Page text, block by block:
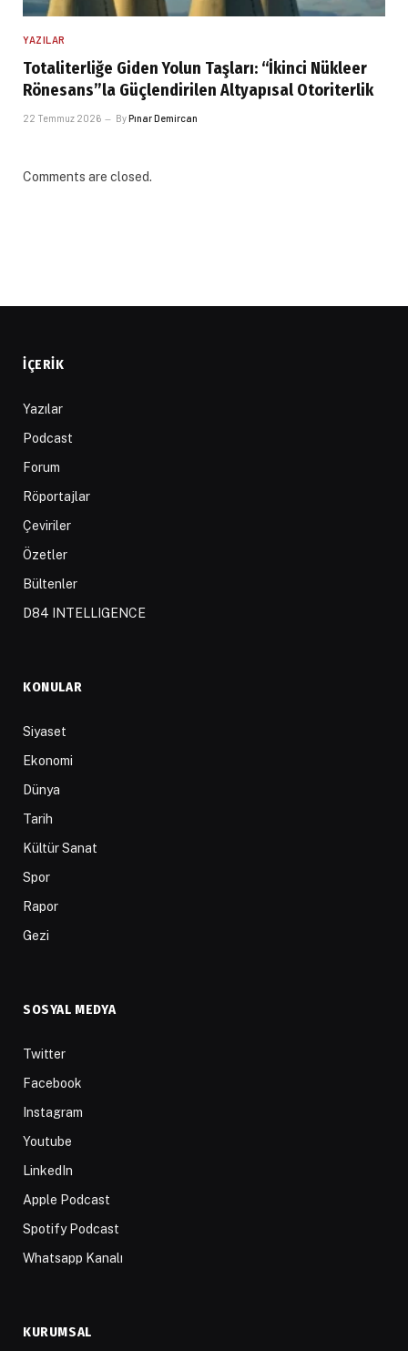
YAZILAR
Totaliterliğe Giden Yolun Taşları: “İkinci Nükleer
Rönesans”la Güçlendirilen Altyapısal Otoriterlik
22 Temmuz 2026 ByPınar Demircan
Comments are closed.
İÇERIK
Yazılar
Podcast
Forum
Röportajlar
Çeviriler
Özetler
Bültenler
D84 INTELLIGENCE
KONULAR
Siyaset
Ekonomi
Dünya
Tarih
Kültür Sanat
Spor
Rapor
Gezi
SOSYAL MEDYA
Twitter
Facebook
Instagram
Youtube
LinkedIn
Apple Podcast
Spotify Podcast
Whatsapp Kanalı
KURUMSAL